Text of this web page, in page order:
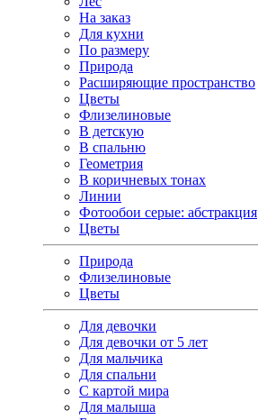
На заказ
Для кухни
По размеру
Природа
Расширяющие пространство
Цветы
Флизелиновые
В детскую
В спальню
Геометрия
В коричневых тонах
Линии
Фотообои серые: абстракция
Цветы
Природа
Флизелиновые
Цветы
Для девочки
Для девочки от 5 лет
Для мальчика
Для спальни
С картой мира
Для малыша